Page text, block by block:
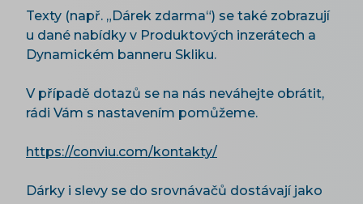
Texty (např. „Dárek zdarma“) se také zobrazují
u dané nabídky v Produktových inzerátech a
Dynamickém banneru Skliku.
V případě dotazů se na nás neváhejte obrátit,
rádi Vám s nastavením pomůžeme.
https://conviu.com/kontakty/
Dárky i slevy se do srovnávačů dostávají jako